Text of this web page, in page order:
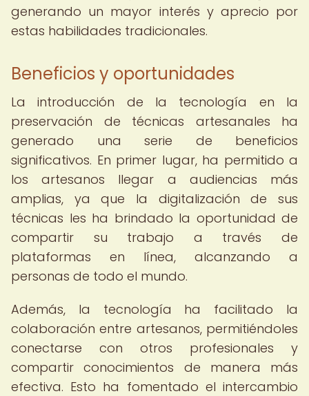
generando un mayor interés y aprecio por
estas habilidades tradicionales.
Beneficios y oportunidades
La introducción de la tecnología en la
preservación de técnicas artesanales ha
generado una serie de beneficios
significativos. En primer lugar, ha permitido a
los artesanos llegar a audiencias más
amplias, ya que la digitalización de sus
técnicas les ha brindado la oportunidad de
compartir su trabajo a través de
plataformas en línea, alcanzando a
personas de todo el mundo.
Además, la tecnología ha facilitado la
colaboración entre artesanos, permitiéndoles
conectarse con otros profesionales y
compartir conocimientos de manera más
efectiva. Esto ha fomentado el intercambio